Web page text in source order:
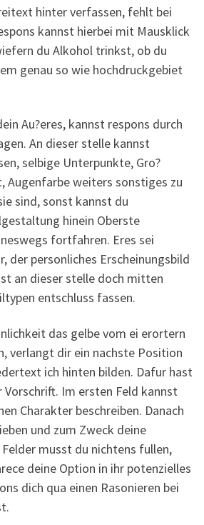
hinter verfassen, fehlt bei
kannst hierbei mit Mausklick
du Alkohol trinkst, ob du
genau so wie hochdruckgebiet
Au?eres, kannst respons durch
An dieser stelle kannst
selbige Unterpunkte, Gro?
Augenfarbe weiters sonstiges zu
sind, sonst kannst du
hinein Oberste
fortfahren. Eres sei
der personliches Erscheinungsbild
an dieser stelle doch mitten
entschluss fassen.
das gelbe vom ei erortern
verlangt dir ein nachste Position
ich hinten bilden. Dafur hast
Vorschrift. Im ersten Feld kannst
Charakter beschreiben. Danach
und zum Zweck deine
musst du nichtens fullen,
deine Option in ihr potenzielles
dich qua einen Rasonieren bei